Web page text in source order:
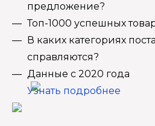
предложение?
Топ-1000 успешных
В каких категориях
справляются?
Данные с 2020 года
Узнать подробнее